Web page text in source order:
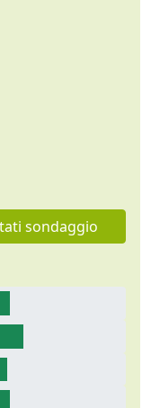
sondaggio